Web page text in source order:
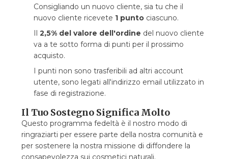
Consigliando un nuovo cliente, sia tu che il
nuovo cliente ricevete 1 punto ciascuno.
Il 2,5% del valore dell'ordine del nuovo cliente
va a te sotto forma di punti per il prossimo
acquisto.
I punti non sono trasferibili ad altri account
utente, sono legati all'indirizzo email utilizzato in
fase di registrazione.
Il Tuo Sostegno Significa Molto
Questo programma fedeltà è il nostro modo di
ringraziarti per essere parte della nostra comunità e
per sostenere la nostra missione di diffondere la
consapevolezza sui cosmetici naturali.